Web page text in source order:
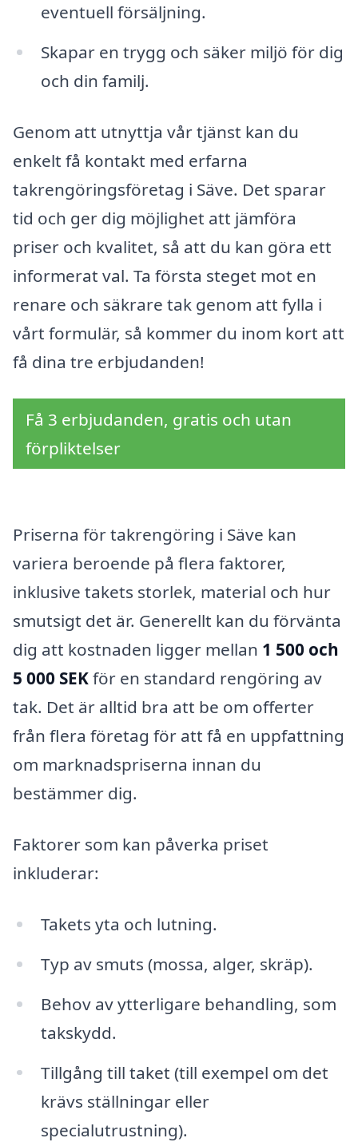
eventuell försäljning.
Skapar en trygg och säker miljö för dig
och din familj.
Genom att utnyttja vår tjänst kan du
enkelt få kontakt med erfarna
takrengöringsföretag i Säve. Det sparar
tid och ger dig möjlighet att jämföra
priser och kvalitet, så att du kan göra ett
informerat val. Ta första steget mot en
renare och säkrare tak genom att fylla i
vårt formulär, så kommer du inom kort att
få dina tre erbjudanden!
Få 3 erbjudanden, gratis och utan
förpliktelser
Priserna för takrengöring i Säve kan
variera beroende på flera faktorer,
inklusive takets storlek, material och hur
smutsigt det är. Generellt kan du förvänta
dig att kostnaden ligger mellan 1 500 och
5 000 SEKför en standard rengöring av
tak. Det är alltid bra att be om offerter
från flera företag för att få en uppfattning
om marknadspriserna innan du
bestämmer dig.
Faktorer som kan påverka priset
inkluderar:
Takets yta och lutning.
Typ av smuts (mossa, alger, skräp).
Behov av ytterligare behandling, som
takskydd.
Tillgång till taket (till exempel om det
krävs ställningar eller
specialutrustning).